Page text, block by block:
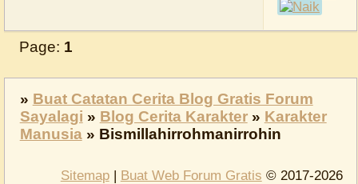
Page: 1
» Buat Catatan Cerita Blog Gratis Forum
Sayalagi » Blog Cerita Karakter » Karakter
Manusia » Bismillahirrohmanirrohin
Sitemap| Buat Web Forum Gratis © 2017-2026